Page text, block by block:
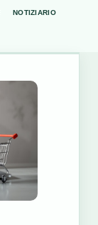
NOTIZIARIO